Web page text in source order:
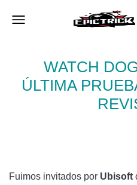
WATCH
ÚLTIMA
Fuimos invitados por Ubisoft